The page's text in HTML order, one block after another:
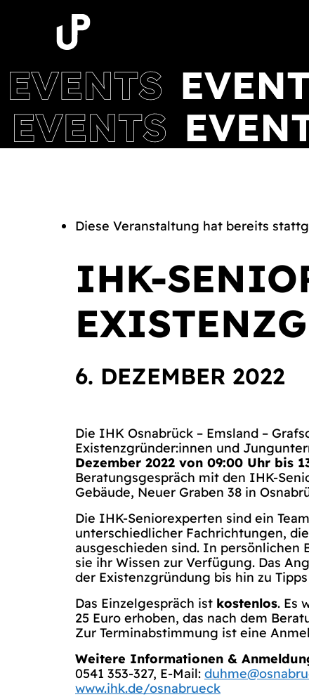
Diese Veranstaltung hat bereits
IHK-
6. DEZEMBER 2022
Die IHK Osnabrück – Emsland –
Existenzgründer:innen und
Dezember 2022 von 09:00 Uhr bis
Beratungsgespräch mit den IHK-
Gebäude, Neuer Graben 38 in
Die IHK-Seniorexperten sind ein
unterschiedlicher Fachrichtungen,
ausgeschieden sind. In persönlichen
sie ihr Wissen zur Verfügung. Das
der Existenzgründung bis hin zu
Das Einzelgespräch ist kostenlos. Es
25 Euro erhoben, das nach dem
Zur Terminabstimmung ist eine
Weitere Informationen &
0541 353-327, E-Mail:
www.ihk.de/osnabrueck